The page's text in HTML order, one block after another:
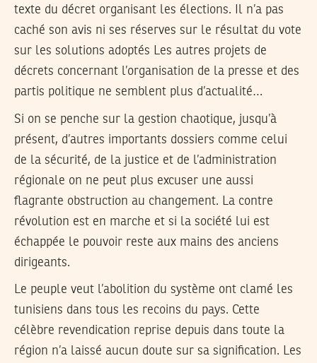
texte du décret organisant les élections. Il n’a pas
caché son avis ni ses réserves sur le résultat du vote
sur les solutions adoptés Les autres projets de
décrets concernant l’organisation de la presse et des
partis politique ne semblent plus d’actualité…
Si on se penche sur la gestion chaotique, jusqu’à
présent, d’autres importants dossiers comme celui
de la sécurité, de la justice et de l’administration
régionale on ne peut plus excuser une aussi
flagrante obstruction au changement. La contre
révolution est en marche et si la société lui est
échappée le pouvoir reste aux mains des anciens
dirigeants.
Le peuple veut l’abolition du système ont clamé les
tunisiens dans tous les recoins du pays. Cette
célèbre revendication reprise depuis dans toute la
région n’a laissé aucun doute sur sa signification. Les